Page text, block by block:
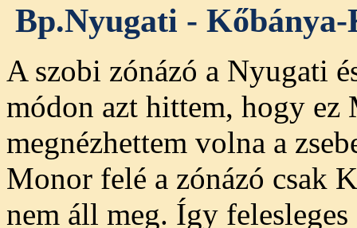
Bp.Nyugati - Kőbánya-
A szobi zónázó a Nyugati
módon azt hittem, hogy
megnézhettem volna a
Monor felé a zónázó csak
nem áll meg. Így